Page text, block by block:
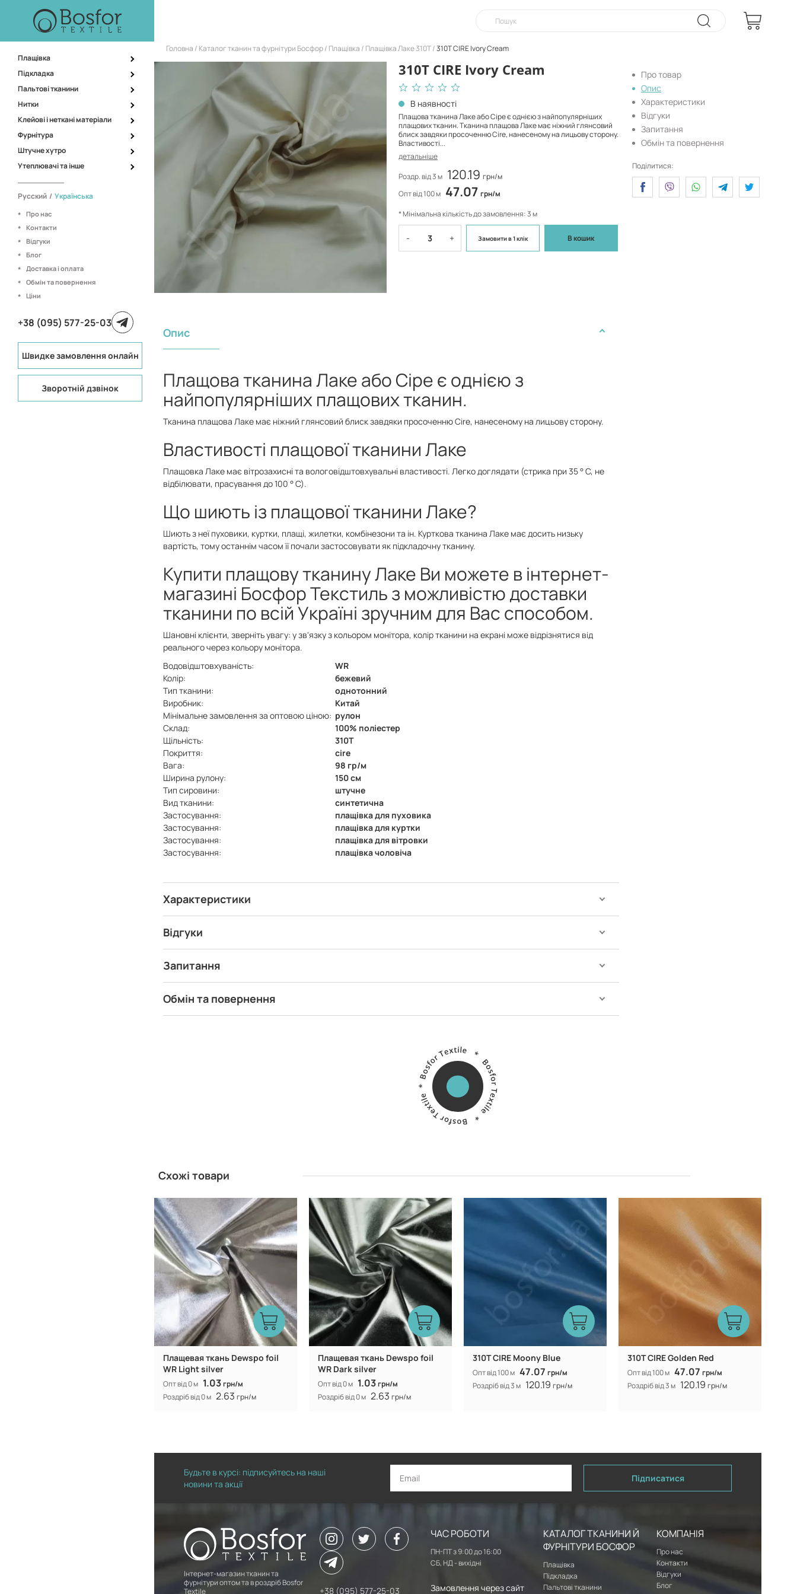
Плащівка
Підкладка
Пальтові тканини
Нитки
Клейові і неткані матеріали
Фурнітура
Штучне хутро
Утеплювачі та інше
Русский / Українська
Про нас
Контакти
Відгуки
Блог
Доставка і оплата
Обмін та повернення
Ціни
+38 (095) 577-25-03
Швидке замовлення онлайн
Зворотній дзвінок
Головна Каталог тканин та фурнітури Босфор Плащівка Плащівка Лаке 310Т 310T CIRE Ivory Cream
310T CIRE Ivory Cream
В наявності
Плащова тканина Лаке або Сіре є однією з найпопулярніших
плащових тканин. Тканина плащова Лаке має ніжний глянсовий
блиск завдяки просоченню Cire, нанесеному на лицьову сторону.
Властивості...
детальніше
Роздр. від 3 м 120.19 грн/м
Опт від 100 м 47.07 грн/м
* Мінімальна кількість до замовлення: 3 м
- + Замовитив 1 клік В кошик
Опис
Плащова тканина Лаке або Сіре є однією з
найпопулярніших плащових тканин.
Тканина плащова Лаке має ніжний глянсовий блиск завдяки просоченню Cire, нанесеному на лицьову сторону.
Властивості плащової тканини Лаке
Плащовка Лаке має вітрозахисні та вологовідштовхувальні властивості. Легко доглядати (стрика при 35 ° С, не
відбілювати, прасування до 100 ° С).
Що шиють із плащової тканини Лаке?
Шиють з неї пуховики, куртки, плащі, жилетки, комбінезони та ін. Курткова тканина Лаке має досить низьку
вартість, тому останнім часом її почали застосовувати як підкладочну тканину.
Купити плащову тканину Лаке Ви можете в інтернет-
магазині Босфор Текстиль з можливістю доставки
тканини по всій Україні зручним для Вас способом.
Шановні клієнти, зверніть увагу: у зв'язку з кольором монітора, колір тканини на екрані може відрізнятися від
реального через кольору монітора.
Водовідштовхуваність:
WR
Колір:
бежевий
Тип тканини:
однотонний
Виробник:
Китай
Мінімальне замовлення за оптовою ціною: рулон
Склад:
100% поліестер
Щільність:
310Т
Покриття:
cire
Вага:
98 гр/м
Ширина рулону:
150 см
Тип сировини:
штучне
Вид тканини:
синтетична
Застосування:
плащівка для пуховика
Застосування:
плащівка для куртки
Застосування:
плащівка для вітровки
Застосування:
плащівка чоловіча
Характеристики
Відгуки
Запитання
Обмін та повернення
Про товар
Опис
Характеристики
Відгуки
Запитання
Обмін та повернення
Поділитися:
Схожі товари
Виробник: Китай
Плащевая ткань Dewspo foil
WR Light silver
Опт від 0 м 1.03грн/м
Роздріб від 0 м 2.63 грн/м
Виробник: Китай
Плащевая ткань Dewspo foil
WR Dark silver
Опт від 0 м 1.03грн/м
Роздріб від 0 м 2.63 грн/м
310T CIRE Moony Blue
Опт від 100 м 47.07 грн/м
Роздріб від 3 м 120.19 грн/м
Китай
310T CIRE Golden Red
Опт від 100 м 47.07 грн/м
Роздріб від 3 м 120.19 грн/м
Будьте в курсі: підписуйтесь на наші
новини та акції
Підписатися
Інтернет-магазин тканин та
фурнітури оптом та в роздріб Bosfor
Textile
+38 (095) 577-25-03
ЧАС РОБОТИ
ПН-ПТ з 9:00 до 16:00
СБ, НД - вихідні
Замовлення через сайт
КАТАЛОГ ТКАНИНИ Й
ФУРНІТУРИ БОСФОР
Плащівка
Підкладка
Пальтові тканини
КОМПАНІЯ
Про нас
Контакти
Відгуки
Блог